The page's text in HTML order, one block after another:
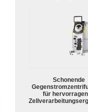
Schonende
für